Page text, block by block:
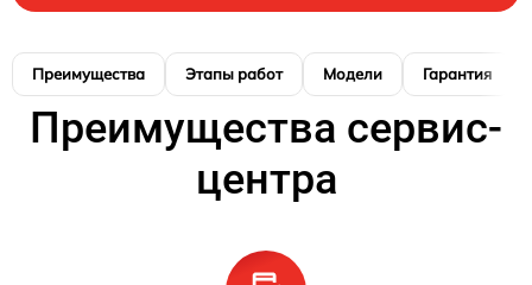
Преимущества Этапы работ Модели Гарантия
Преимущества сервис-
центра